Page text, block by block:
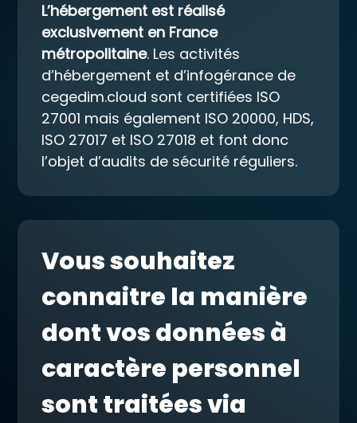
L’hébergement est réalisé
exclusivement en France
métropolitaine. Les activités
d’hébergement et d’infogérance de
cegedim.cloud sont certifiées ISO
27001 mais également ISO 20000, HDS,
ISO 27017 et ISO 27018 et font donc
l’objet d’audits de sécurité réguliers.
Vous souhaitez
connaitre la manière
dont vos données à
caractère personnel
sont traitées via